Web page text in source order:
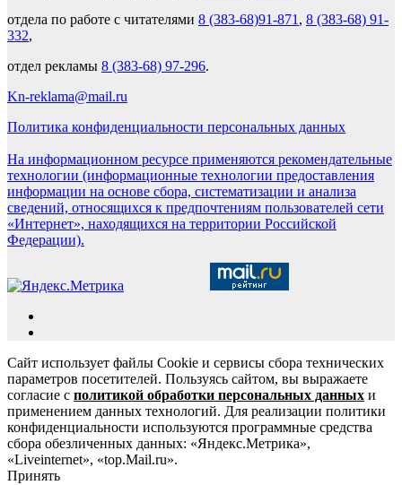
отдела по работе с читателями 8 (383-68)91-871 , 8 (383-68) 91-
332,
отдел рекламы 8 (383-68) 97-296.
Kn-reklama@mail.ru
Политика конфиденциальности персональных данных
На информационном ресурсе применяются рекомендательные
технологии (информационные технологии предоставления
информации на основе сбора, систематизации и анализа
сведений, относящихся к предпочтениям пользователей сети
«Интернет», находящихся на территории Российской
Федерации).
Сайт использует файлы Cookie и сервисы сбора технических
параметров посетителей. Пользуясь сайтом, вы выражаете
согласие с политикой обработки персональных данных и
применением данных технологий. Для реализации политики
конфиденциальности используются программные средства
сбора обезличенных данных: «Яндекс.Метрика»,
«Liveinternet», «top.Mail.ru».
Принять